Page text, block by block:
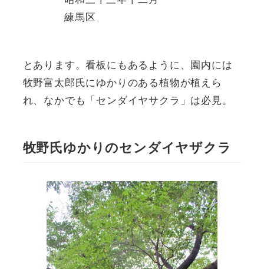
練馬区
とあります。看板にもあるように、園内には
牧野富太郎氏にゆかりのある植物が植えら
れ、なかでも「センダイヤサクラ」は必見。
牧野氏ゆかりのセンダイヤザクラ